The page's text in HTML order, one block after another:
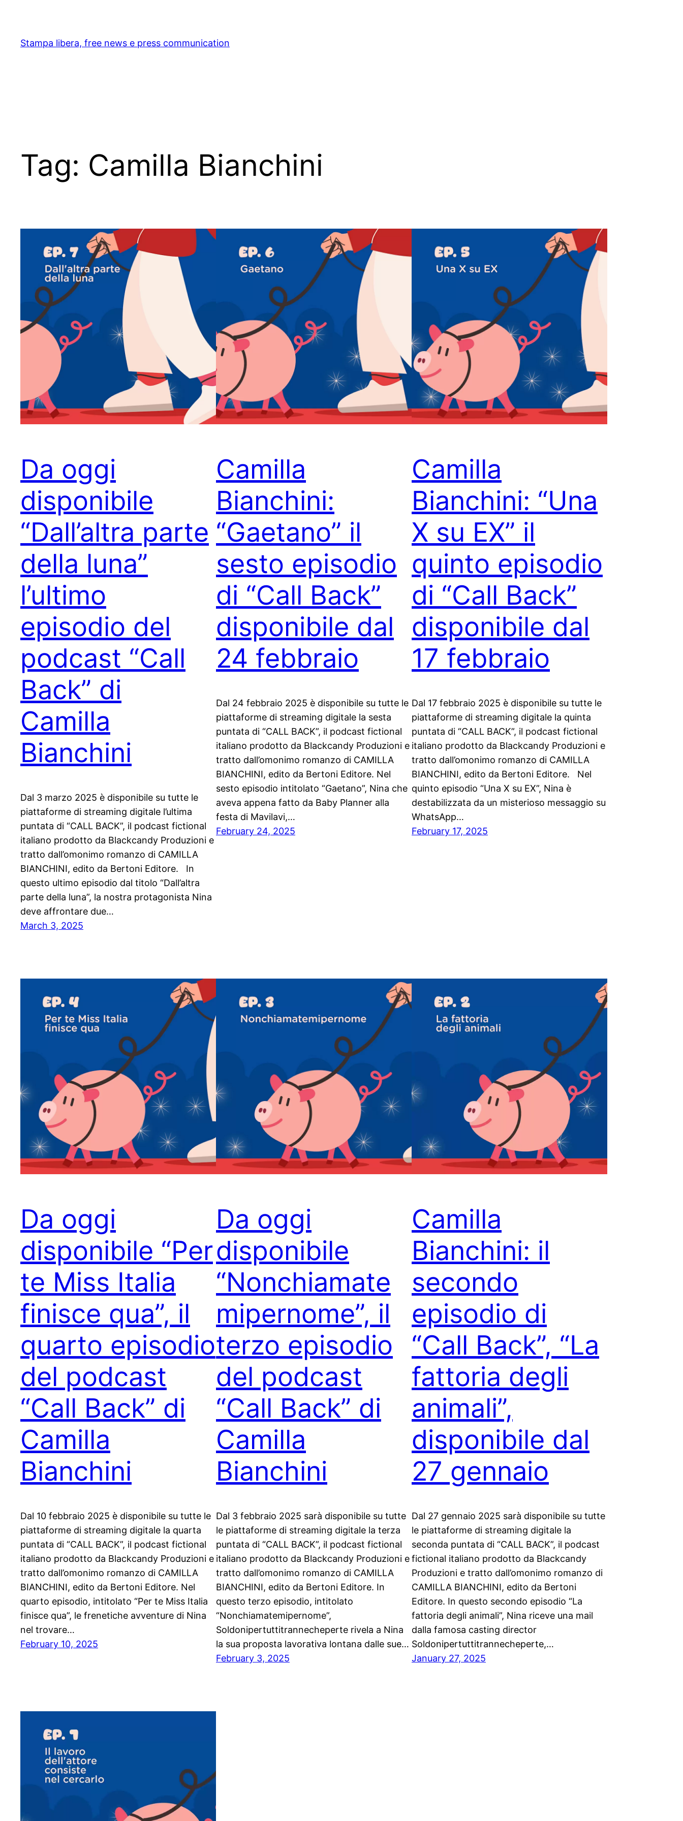
content
Stampa libera, free news e press communication
Tag: Camilla Bianchini
Da oggi
disponibile
“Dall’altra parte
della luna”
l’ultimo
episodio del
podcast “Call
Back” di
Camilla
Bianchini
Dal 3 marzo 2025 è disponibile su tutte le
piattaforme di streaming digitale l’ultima
puntata di “CALL BACK”, il podcast fictional
italiano prodotto da Blackcandy Produzioni e
tratto dall’omonimo romanzo di CAMILLA
BIANCHINI, edito da Bertoni Editore. In
questo ultimo episodio dal titolo “Dall’altra
parte della luna”, la nostra protagonista Nina
deve affrontare due…
March 3, 2025
Camilla
Bianchini:
“Gaetano” il
sesto episodio
di “Call Back”
disponibile dal
24 febbraio
Dal 24 febbraio 2025 è disponibile su tutte le
piattaforme di streaming digitale la sesta
puntata di “CALL BACK”, il podcast fictional
italiano prodotto da Blackcandy Produzioni e
tratto dall’omonimo romanzo di CAMILLA
BIANCHINI, edito da Bertoni Editore. Nel
sesto episodio intitolato “Gaetano”, Nina che
aveva appena fatto da Baby Planner alla
festa di Mavilavi,…
February 24, 2025
Camilla
Bianchini: “Una
X su EX” il
quinto episodio
di “Call Back”
disponibile dal
17 febbraio
Dal 17 febbraio 2025 è disponibile su tutte le
piattaforme di streaming digitale la quinta
puntata di “CALL BACK”, il podcast fictional
italiano prodotto da Blackcandy Produzioni e
tratto dall’omonimo romanzo di CAMILLA
BIANCHINI, edito da Bertoni Editore. Nel
quinto episodio “Una X su EX”, Nina è
destabilizzata da un misterioso messaggio su
WhatsApp…
February 17, 2025
Da oggi
disponibile “Per
te Miss Italia
finisce qua”, il
quarto episodio
del podcast
“Call Back” di
Camilla
Bianchini
Dal 10 febbraio 2025 è disponibile su tutte le
piattaforme di streaming digitale la quarta
puntata di “CALL BACK”, il podcast fictional
italiano prodotto da Blackcandy Produzioni e
tratto dall’omonimo romanzo di CAMILLA
BIANCHINI, edito da Bertoni Editore. Nel
quarto episodio, intitolato “Per te Miss Italia
finisce qua”, le frenetiche avventure di Nina
nel trovare…
February 10, 2025
Da oggi
disponibile
“Nonchiamate
mipernome”, il
terzo episodio
del podcast
“Call Back” di
Camilla
Bianchini
Dal 3 febbraio 2025 sarà disponibile su tutte
le piattaforme di streaming digitale la terza
puntata di “CALL BACK”, il podcast fictional
italiano prodotto da Blackcandy Produzioni e
tratto dall’omonimo romanzo di CAMILLA
BIANCHINI, edito da Bertoni Editore. In
questo terzo episodio, intitolato
“Nonchiamatemipernome”,
Soldonipertuttitrannecheperte rivela a Nina
la sua proposta lavorativa lontana dalle sue…
February 3, 2025
Camilla
Bianchini: il
secondo
episodio di
“Call Back”, “La
fattoria degli
animali”,
disponibile dal
27 gennaio
Dal 27 gennaio 2025 sarà disponibile su tutte
le piattaforme di streaming digitale la
seconda puntata di “CALL BACK”, il podcast
fictional italiano prodotto da Blackcandy
Produzioni e tratto dall’omonimo romanzo di
CAMILLA BIANCHINI, edito da Bertoni
Editore. In questo secondo episodio “La
fattoria degli animali”, Nina riceve una mail
dalla famosa casting director
Soldonipertuttitrannecheperte,…
January 27, 2025